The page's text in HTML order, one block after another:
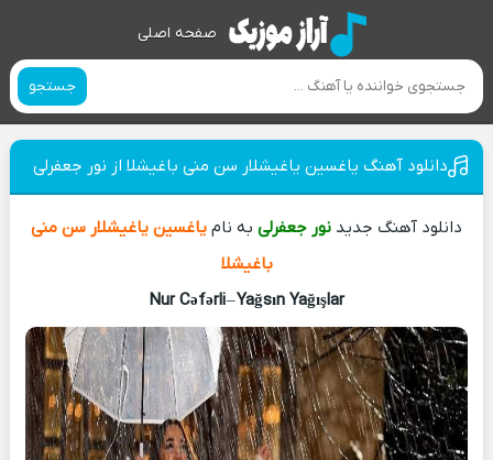
صفحه اصلی
جستجو
دانلود آهنگ یاغسین یاغیشلار سن منی باغیشلا از نور جعفرلی
دانلود آهنگ جدید نور جعفرلی به نام یاغسین یاغیشلار سن منی
باغیشلا
Nur Cəfərli–Yağsın Yağışlar